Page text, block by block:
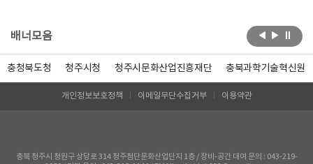
배너모음
충청북도청 청주시청 청주시문화산업진흥재단 충북과학기술혁신원
개인정보보호정책 이메일무단수집거부 이용약관
충북 청주시 청원구 상당로 314 청주첨단문화산업단지 1층 / 장비-공간 대여 문의 : 043-219-